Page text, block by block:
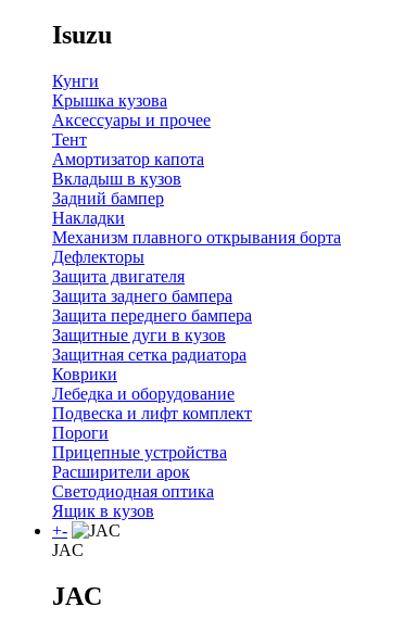
Isuzu
Кунги
Крышка кузова
Аксессуары и прочее
Тент
Амортизатор капота
Вкладыш в кузов
Задний бампер
Накладки
Механизм плавного открывания борта
Дефлекторы
Защита двигателя
Защита заднего бампера
Защита переднего бампера
Защитные дуги в кузов
Защитная сетка радиатора
Коврики
Лебедка и оборудование
Подвеска и лифт комплект
Пороги
Прицепные устройства
Расширители арок
Светодиодная оптика
Ящик в кузов
+-
JAC
JAC